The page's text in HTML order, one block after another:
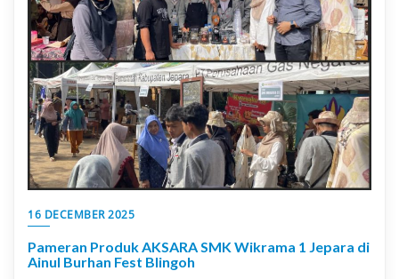
16 DECEMBER 2025
Pameran Produk AKSARA SMK Wikrama 1 Jepara di
Ainul Burhan Fest Blingoh